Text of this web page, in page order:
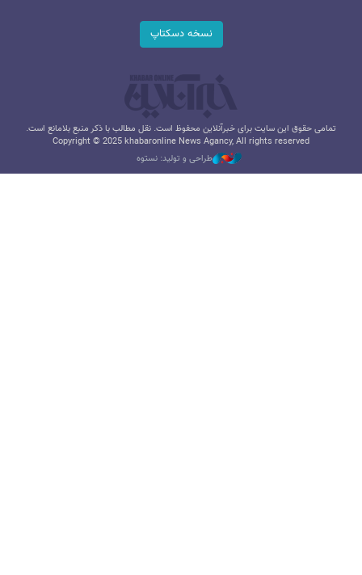
نسخه دسکتاپ
تمامی حقوق این سایت برای خبرآنلاین محفوظ است. نقل مطالب با ذکر منبع بلامانع است.
Copyright © 2025 khabaronline News Agancy, All rights reserved
طراحی و تولید: نستوه